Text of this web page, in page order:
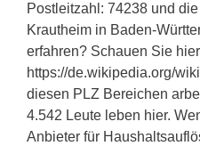
Postleitzahl: 74238 und
Krautheim in Baden-
erfahren? Schauen Sie
https://de.wikipedia.org/
diesen PLZ Bereichen
4.542 Leute leben hier.
Anbieter für